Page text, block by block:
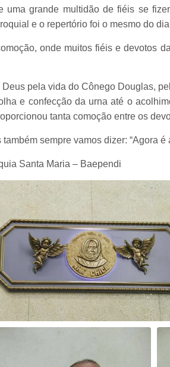
uma grande multidão de fiéis se
e o repertório foi o mesmo do
onde muitos fiéis e devotos
pela vida do Cônego Douglas,
e confecção da urna até o
tanta comoção entre os
sempre vamos dizer: “Agora
Santa Maria – Baependi